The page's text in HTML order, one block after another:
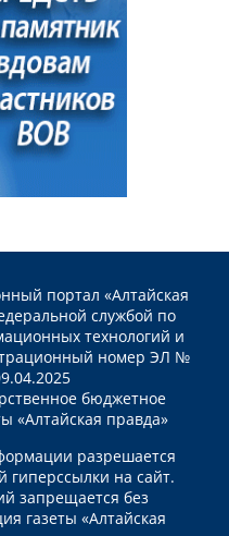
портал «Алтайская
службой по
технологий и
номер ЭЛ №
бюджетное
«Алтайская правда»
разрешается
гиперссылки на сайт.
запрещается без
газеты «Алтайская